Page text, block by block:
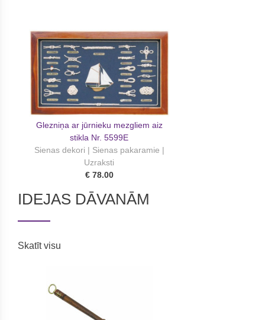
Glezniņa ar jūrnieku mezgliem aiz
stikla Nr. 5599E
Sienas dekori | Sienas pakaramie |
Uzraksti
€ 78.00
IDEJAS DĀVANĀM
Skatīt visu